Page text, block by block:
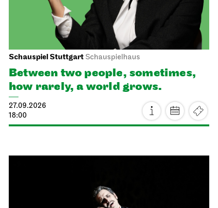
Schauspiel Stuttgart Schauspielhaus
Between two people, sometimes,
how rarely, a world grows.
27.09.2026
18:00